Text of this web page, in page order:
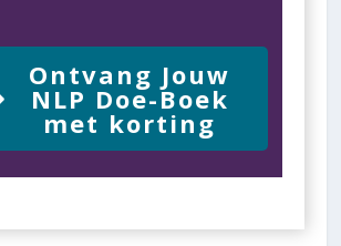
Ontvang Jouw
NLP Doe-Boek
met korting